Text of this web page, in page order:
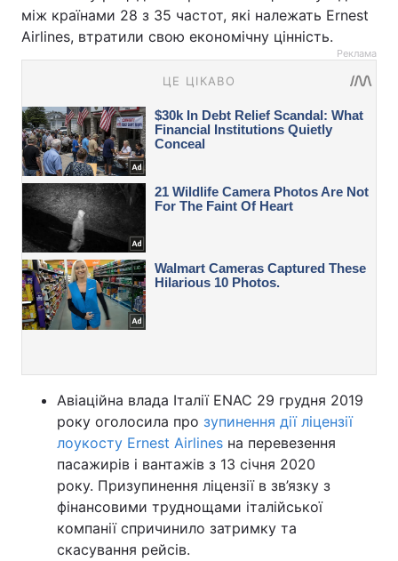
між країнами 28 з 35 частот, які належать Ernest
Airlines, втратили свою економічну цінність.
Реклама
Авіаційна влада Італії ENAC 29 грудня 2019
року оголосила про зупинення дії ліцензії
лоукосту Ernest Airlines на перевезення
пасажирів і вантажів з 13 січня 2020
року. Призупинення ліцензії в зв’язку з
фінансовими труднощами італійської
компанії спричинило затримку та
скасування рейсів.